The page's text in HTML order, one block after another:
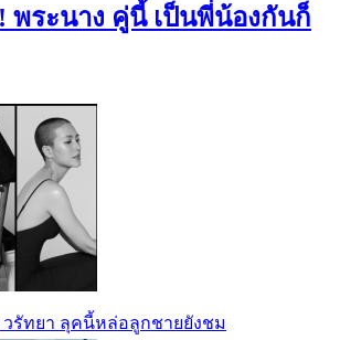
พระนาง คู่นี้ เป็นพี่น้องกันก็
รัทยา ลุคนี้หล่อลูกชายยังชม